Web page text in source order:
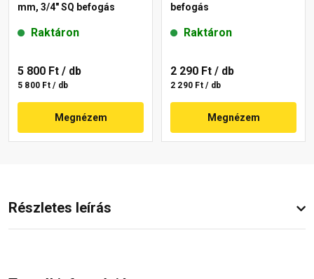
mm, 3/4" SQ befogás
Raktáron
5 800 Ft / db
5 800 Ft / db
Megnézem
befogás
Raktáron
2 290 Ft / db
2 290 Ft / db
Megnézem
Részletes leírás